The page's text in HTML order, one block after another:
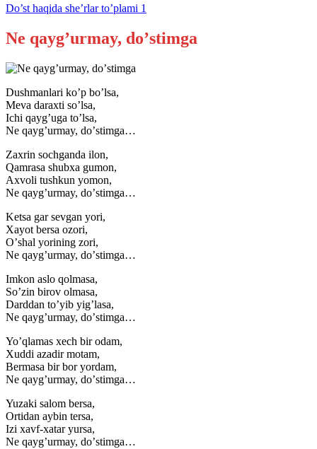
Do’st haqida she’rlar to’plami 1
Ne qaygʼurmay, doʼstimga
Dushmanlari koʼp boʼlsa,
Meva daraxti soʼlsa,
Ichi qaygʼuga toʼlsa,
Ne qaygʼurmay, doʼstimga…
Zaxrin sochganda ilon,
Qamrasa shubxa gumon,
Аxvoli tushkun yomon,
Ne qaygʼurmay, doʼstimga…
Ketsa gar sevgan yori,
Xayot bersa ozori,
Oʼshal yorining zori,
Ne qaygʼurmay, doʼstimga…
Imkon aslo qolmasa,
Soʼzin birov olmasa,
Darddan toʼyib yigʼlasa,
Ne qaygʼurmay, doʼstimga…
Yoʼqlamas xech bir odam,
Xuddi azadir motam,
Bermasa bir bor yordam,
Ne qaygʼurmay, doʼstimga…
Yuzaki salom bersa,
Ortidan aybin tersa,
Izi xavf-xatar yursa,
Ne qaygʼurmay, doʼstimga…